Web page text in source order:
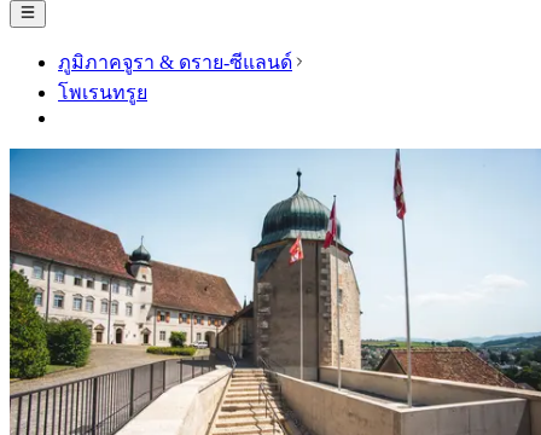
ภูมิภาคจูรา & ดราย-ซีแลนด์
โพเรนทรูย